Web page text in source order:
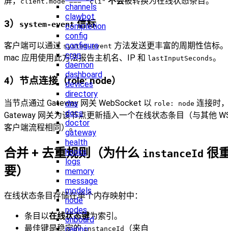
channels
clawbot
completion
config
configure
cron
daemon
dashboard
devices
directory
dns
docs
doctor
gateway
health
hooks
logs
memory
message
models
node
nodes
onboard
3） system-event信标
客户端可以通过 system-event 方法发送更丰富的周期性信标。
mac 应用使用此方法报告主机名、IP 和 lastInputSeconds。
4）节点连接（role: node）
当节点通过 Gateway 网关 WebSocket 以 role: node 连接时
Gateway 网关为该节点更新插入一个在线状态条目（与其他
客户端流程相同）。
合并 + 去重规则（为什么 instanceId 很
要）
在线状态条目存储在单个内存映射中：
条目以在线状态键为索引。
最佳键是稳定的instanceId （来自